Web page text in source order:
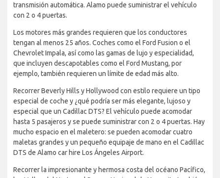
transmisión automática. Alamo puede suministrar el vehículo
con 2 o 4 puertas.
Los motores más grandes requieren que los conductores
tengan al menos 25 años. Coches como el Ford Fusion o el
Chevrolet Impala, así como las gamas de lujo y especialidad,
que incluyen descapotables como el Ford Mustang, por
ejemplo, también requieren un límite de edad más alto.
Recorrer Beverly Hills y Hollywood con estilo requiere un tipo
especial de coche y ¿qué podría ser más elegante, lujoso y
especial que un Cadillac DTS? El vehículo puede acomodar
hasta 5 pasajeros y se puede suministrar con 2 o 4 puertas. Hay
mucho espacio en el maletero: se pueden acomodar cuatro
maletas grandes y un pequeño equipaje de mano en el Cadillac
DTS de Alamo car hire Los Ángeles Airport.
Recorrer la impresionante y hermosa costa del océano Pacífico,